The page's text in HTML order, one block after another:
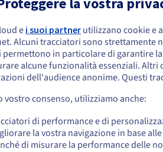
.babia-gora.pl?
fisiche o giuridiche, senza restrizioni
Regole di
ei suoi partner utilizzano cookie e
Alcuni tracciatori sono strettamente
permettono in particolare di garantire
alcune funzionalità essenziali.
dell'audience anonime. Questi
vostro consenso, utilizziamo anche:
di performance e di
la vostra navigazione in base
di misurare la performance delle